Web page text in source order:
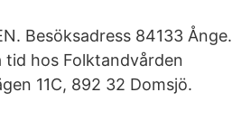
Besöksadress 84133 Ånge.
tid hos Folktandvården
11C, 892 32 Domsjö.